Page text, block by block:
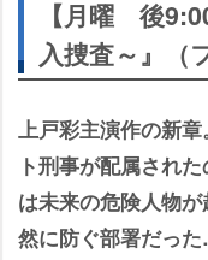
【月曜 後
入捜査～』（
上戸彩主演作の新
ト刑事が配属され
は未来の危険人物
然に防ぐ部署だった